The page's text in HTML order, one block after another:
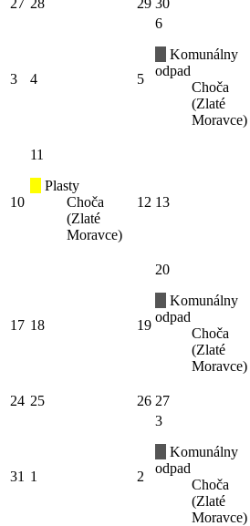
3 4 5
6
Komunálny
odpad
Choča
(Zlaté
Moravce)
10
11
Plasty
Choča
(Zlaté
Moravce)
12 13
17 18 19
20
Komunálny
odpad
Choča
(Zlaté
Moravce)
24 25 26 27
31 1 2
3
Komunálny
odpad
Choča
(Zlaté
Moravce)